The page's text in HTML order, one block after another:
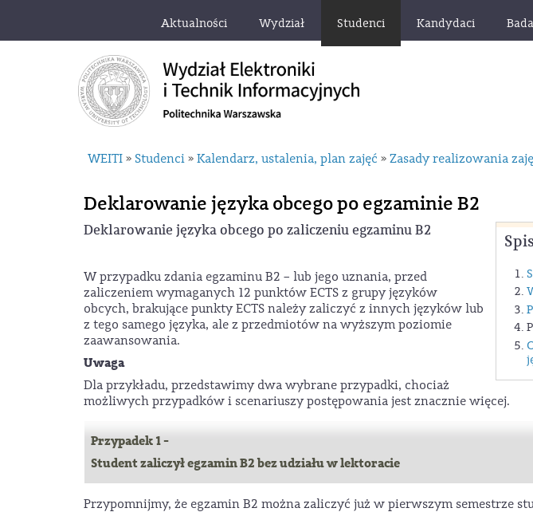
Aktualności Wydział Studenci Kandydaci
WEITI » Studenci » Kalendarz, ustalenia, plan zajęć » Zasady realizowania
Deklarowanie języka obcego po egzaminie B2
Deklarowanie języka obcego po zaliczeniu egzaminu B2
W przypadku zdania egzaminu B2 – lub jego uznania, przed
zaliczeniem wymaganych 12 punktów ECTS z grupy języków
obcych, brakujące punkty ECTS należy zaliczyć z innych języków lub
z tego samego języka, ale z przedmiotów na wyższym poziomie
zaawansowania.
Uwaga
Dla przykładu, przedstawimy dwa wybrane przypadki, chociaż
możliwych przypadków i scenariuszy postępowania jest znacznie więcej.
Przypadek 1 -
Student zaliczył egzamin B2 bez udziału w lektoracie
Przypomnijmy, że egzamin B2 można zaliczyć już w pierwszym semestrze